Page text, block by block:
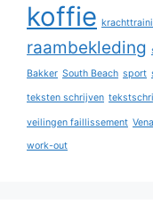
koffie
raambekleding
Bakker South Beach sport
teksten schrijven
veilingen faillissement
work-out